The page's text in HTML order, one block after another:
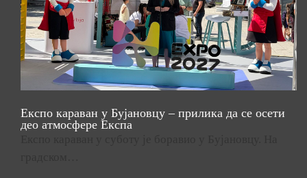
Експо караван у Бујановцу – прилика да се осети
део атмосфере Експа